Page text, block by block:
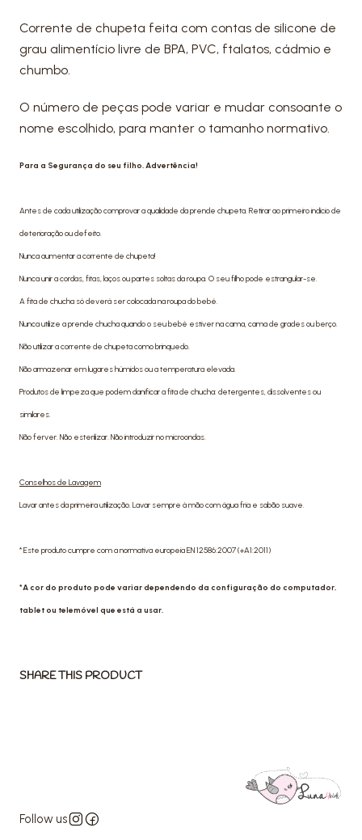
Corrente de chupeta feita com contas de silicone de
grau alimentício livre de BPA, PVC, ftalatos, cádmio e
chumbo.
O número de peças pode variar e mudar consoante o
nome escolhido, para manter o tamanho normativo.
Para a Segurança do seu filho. Advertência!
Antes de cada utilização comprovar a qualidade da prende chupeta. Retirar ao primeiro indício de
deterioração ou defeito.
Nunca aumentar a corrente de chupeta!
Nunca unir a cordas, fitas, laços ou partes soltas da roupa. O seu filho pode estrangular-se.
A fita de chucha só deverá ser colocada na roupa do bebé.
Nunca utilize a prende chucha quando o seu bebé estiver na cama, cama de grades ou berço.
Não utilizar a corrente de chupeta como brinquedo.
Não armazenar em lugares húmidos ou a temperatura elevada.
Produtos de limpeza que podem danificar a fita de chucha: detergentes, dissolventes ou
similares.
Não ferver. Não esterilizar. Não introduzir no microondas.
Conselhos de Lavagem
Lavar antes da primeira utilização. Lavar sempre à mão com água fria e sabão suave.
* Este produto cumpre com a normativa europeia EN 12586:2007 (+A1:2011)
*A cor do produto pode variar dependendo da configuração do computador,
tablet ou telemóvel que está a usar.
SHARE THIS PRODUCT
Follow us